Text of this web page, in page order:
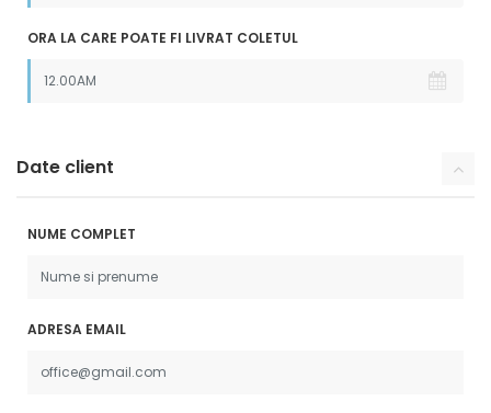
ORA LA CARE POATE FI LIVRAT COLETUL
Date client
NUME COMPLET
ADRESA EMAIL